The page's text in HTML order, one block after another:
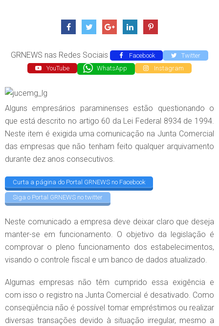
GRNEWS nas Redes Sociais Facebook
Twitter
YouTube
WhatsApp Instagram
Alguns empresários paraminenses estão questionando o
que está descrito no artigo 60 da Lei Federal 8934 de 1994.
Neste item é exigida uma comunicação na Junta Comercial
das empresas que não tenham feito qualquer arquivamento
durante dez anos consecutivos.
Curta a página do Portal GRNEWS no Facebook
Siga o Portal GRNEWS no twitter
Neste comunicado a empresa deve deixar claro que deseja
manter-se em funcionamento. O objetivo da legislação é
comprovar o pleno funcionamento dos estabelecimentos,
visando o controle fiscal e um banco de dados atualizado.
Algumas empresas não têm cumprido essa exigência e
com isso o registro na Junta Comercial é desativado. Como
conseqüência não é possível tomar empréstimos ou realizar
diversas transações devido à situação irregular, mesmo a